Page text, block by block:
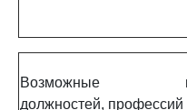
Возможные
должностей, профессий